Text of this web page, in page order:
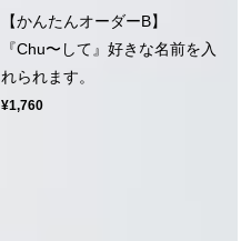
【かんたんオーダーB】
『Chu〜して』好きな名前を入
れられます。
¥1,760